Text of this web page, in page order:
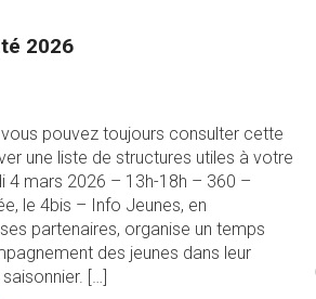
2026
pouvez toujours consulter cette
une liste de structures utiles à votre
4 mars 2026 – 13h-18h – 360 –
le 4bis – Info Jeunes, en
partenaires, organise un temps
des jeunes dans leur
[…]